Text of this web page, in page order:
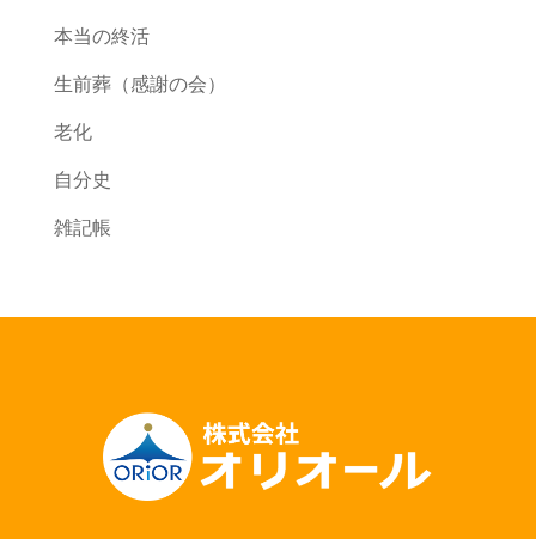
本当の終活
生前葬（感謝の会）
老化
自分史
雑記帳